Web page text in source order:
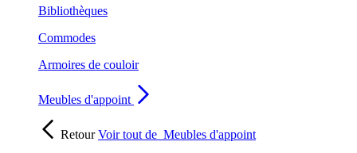
Bibliothèques
Commodes
Armoires de couloir
Meubles d'appoint
RetourVoir tout de Meubles d'appoint